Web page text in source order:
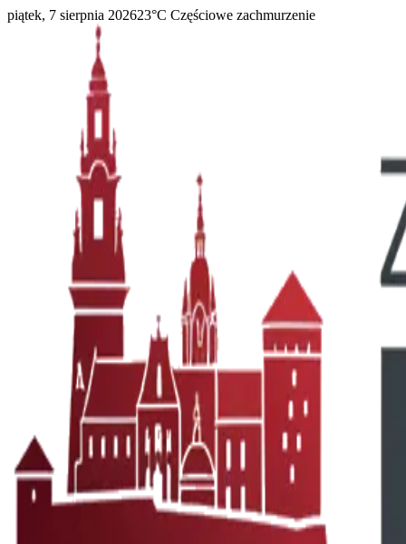
piątek, 7 sierpnia 202623°C Częściowe zachmurzenie